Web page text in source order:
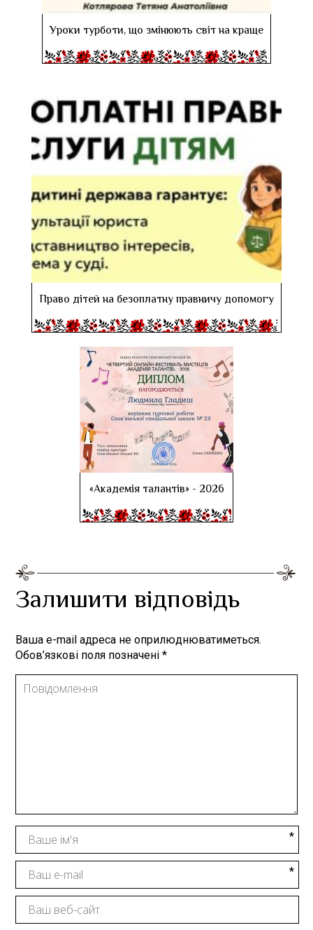
Уроки турботи, що змінюють світ на краще
Право дітей на безоплатну правничу допомогу
«Академія талантів» - 2026
Залишити відповідь
Ваша e-mail адреса не оприлюднюватиметься.
Обов’язкові поля позначені*